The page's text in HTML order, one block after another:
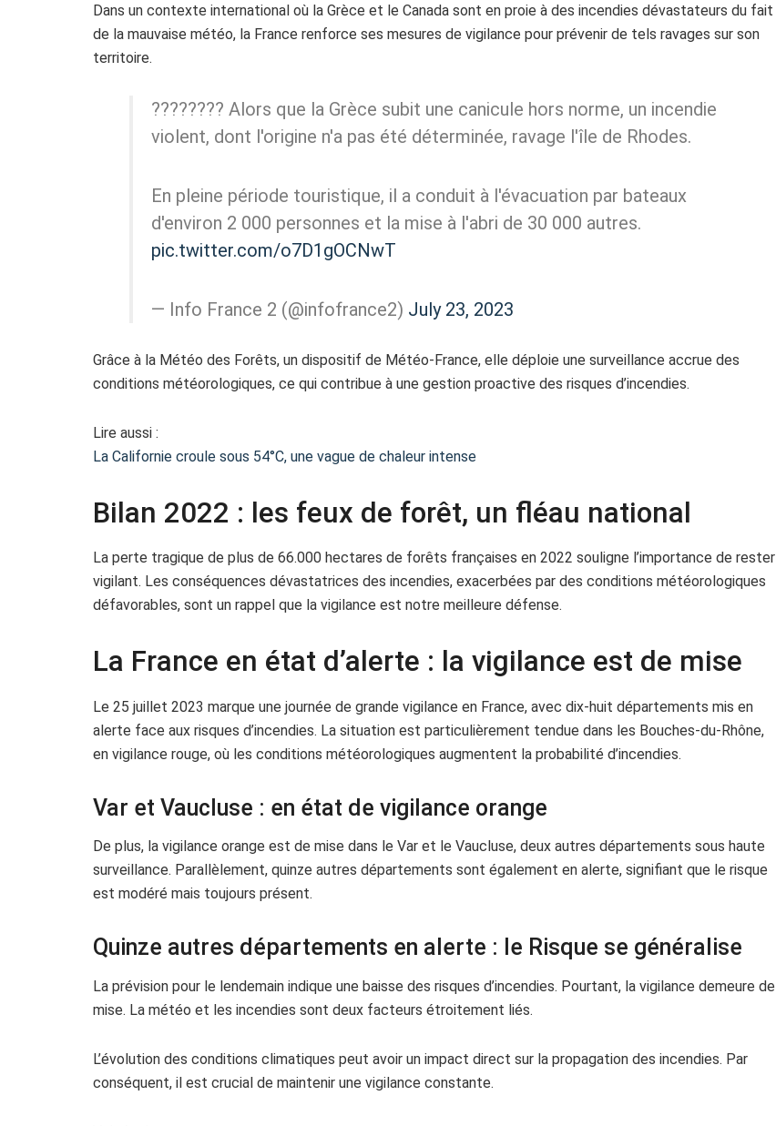
Dans un contexte international où la Grèce et le Canada sont en proie à des incendies dévastateurs du fait
de la mauvaise météo, la France renforce ses mesures de vigilance pour prévenir de tels ravages sur son
territoire.
???????? Alors que la Grèce subit une canicule hors norme, un incendie
violent, dont l'origine n'a pas été déterminée, ravage l'île de Rhodes.
En pleine période touristique, il a conduit à l'évacuation par bateaux
d'environ 2 000 personnes et la mise à l'abri de 30 000 autres.
pic.twitter.com/o7D1gOCNwT
— Info France 2 (@infofrance2) July 23, 2023
Grâce à la Météo des Forêts, un dispositif de Météo-France, elle déploie une surveillance accrue des
conditions météorologiques, ce qui contribue à une gestion proactive des risques d’incendies.
Lire aussi :
La Californie croule sous 54°C, une vague de chaleur intense
Bilan 2022 : les feux de forêt, un fléau national
La perte tragique de plus de 66.000 hectares de forêts françaises en 2022 souligne l’importance de rester
vigilant. Les conséquences dévastatrices des incendies, exacerbées par des conditions météorologiques
défavorables, sont un rappel que la vigilance est notre meilleure défense.
La France en état d’alerte : la vigilance est de mise
Le 25 juillet 2023 marque une journée de grande vigilance en France, avec dix-huit départements mis en
alerte face aux risques d’incendies. La situation est particulièrement tendue dans les Bouches-du-Rhône,
en vigilance rouge, où les conditions météorologiques augmentent la probabilité d’incendies.
Var et Vaucluse : en état de vigilance orange
De plus, la vigilance orange est de mise dans le Var et le Vaucluse, deux autres départements sous haute
surveillance. Parallèlement, quinze autres départements sont également en alerte, signifiant que le risque
est modéré mais toujours présent.
Quinze autres départements en alerte : le Risque se généralise
La prévision pour le lendemain indique une baisse des risques d’incendies. Pourtant, la vigilance demeure de
mise. La météo et les incendies sont deux facteurs étroitement liés.
L’évolution des conditions climatiques peut avoir un impact direct sur la propagation des incendies. Par
conséquent, il est crucial de maintenir une vigilance constante.